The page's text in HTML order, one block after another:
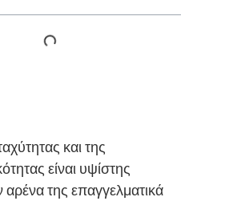
και της
είναι υψίστης
της επαγγελματικά